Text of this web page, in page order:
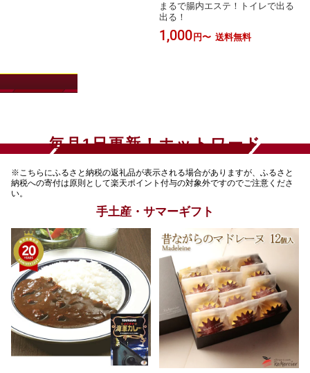
まるで腸内エステ！トイレで出る
出る！
1,000 円〜 送料無料
毎月1日更新！ホットワード
※こちらにふるさと納税の返礼品が表示される場合がありますが、ふるさと
納税への寄付は原則として楽天ポイント付与の対象外ですのでご注意くださ
い。
手土産・サマーギフト